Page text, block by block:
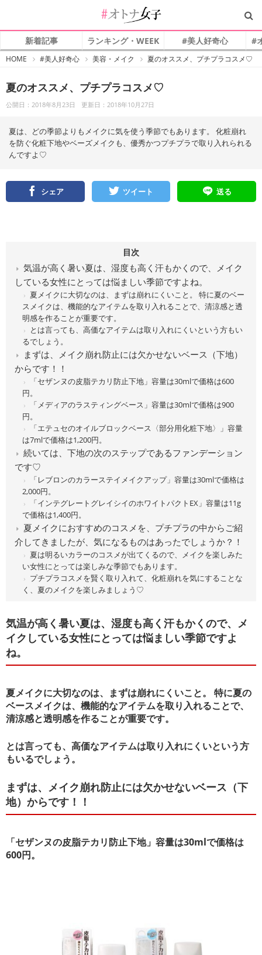
新着記事 ランキング・WEEK #美人好奇心 #
HOME
女
子
#美人好奇心 美容・メイク 夏のオススメ、プチプラコスメ♡
夏のオススメ、プチプラコスメ♡
公開日：2018年8月23日 更新日：2018年10月27日
夏は、どの季節よりもメイクに気を使う季節でもあります。 化粧崩れ
を防ぐ化粧下地やベーズメイクも、優秀かつプチプラで取り入れられる
んですよ♡
シェア ツイート 送る
目次
気温が高く暑い夏は、湿度も高く汗もかくので、メイク
している女性にとっては悩ましい季節ですよね。
夏メイクに大切なのは、まずは崩れにくいこと。 特に夏のベー
スメイクは、機能的なアイテムを取り入れることで、清涼感と透
明感を作ることが重要です。
とは言っても、高価なアイテムは取り入れにくいという方もい
るでしょう。
まずは、メイク崩れ防止には欠かせないベース（下地）
からです！！
「セザンヌの皮脂テカリ防止下地」容量は30mlで価格は600
円。
「メディアのラスティングベース」容量は30mlで価格は900
円。
「エテュセのオイルブロックベース〈部分用化粧下地〉」容量
は7mlで価格は1,200円。
続いては、下地の次のステップであるファンデーション
です♡
「レブロンのカラーステイメイクアップ」容量は30mlで価格は
2,000円。
「インテグレートグレイシイのホワイトパクトEX」容量は11g
で価格は1,400円。
夏メイクにおすすめのコスメを、プチプラの中からご紹
介してきましたが、気になるものはあったでしょうか？！
夏は明るいカラーのコスメが出てくるので、メイクを楽しみた
い女性にとっては楽しみな季節でもあります。
プチプラコスメを賢く取り入れて、化粧崩れを気にすることな
く、夏のメイクを楽しみましょう♡
気温が高く暑い夏は、湿度も高く汗もかくので、メ
イクしている女性にとっては悩ましい季節ですよ
ね。
夏メイクに大切なのは、まずは崩れにくいこと。 特に夏の
ベースメイクは、機能的なアイテムを取り入れることで、
清涼感と透明感を作ることが重要です。
とは言っても、高価なアイテムは取り入れにくいという方
もいるでしょう。
まずは、メイク崩れ防止には欠かせないベース（下
地）からです！！
「セザンヌの皮脂テカリ防止下地」容量は30mlで価格は
600円。